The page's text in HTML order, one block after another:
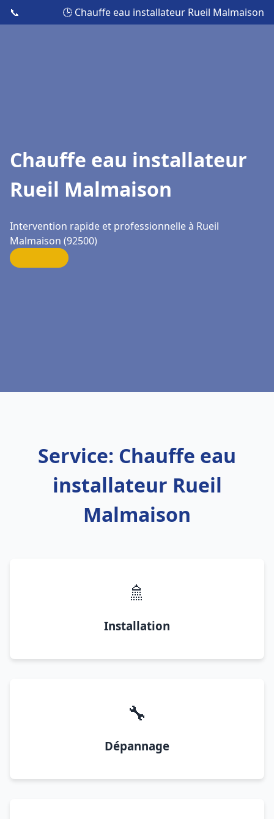
📞 🕒 Chauffe eau installateur Rueil Malmaison
Chauffe eau installateur
Rueil Malmaison
Intervention rapide et professionnelle à Rueil
Malmaison (92500)
Service: Chauffe eau
installateur Rueil
Malmaison
🚿
Installation
🔧
Dépannage